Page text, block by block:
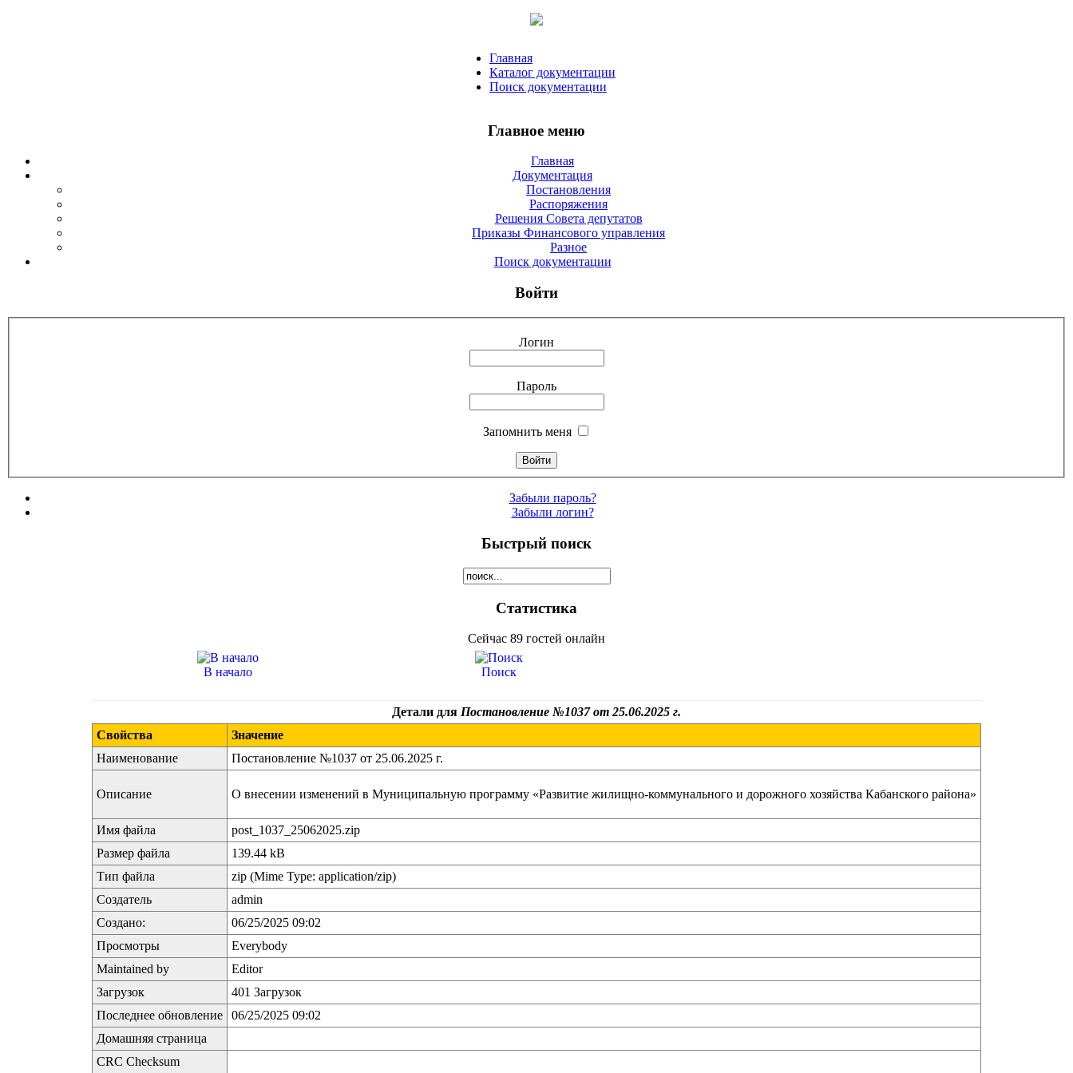
Главная
Каталог документации
Поиск документации
Главное меню
Главная
Документация
Постановления
Распоряжения
Решения Совета депутатов
Приказы Финансового управления
Разное
Поиск документации
Войти
Логин
Пароль
Запомнить меня
Забыли пароль?
Забыли логин?
Быстрый поиск
Статистика
Сейчас 89 гостей онлайн
В начало Поиск
Детали для Постановление №1037 от 25.06.2025 г.
Свойства
Значение
Наименование
Постановление №1037 от 25.06.2025 г.
Описание О внесении изменений в Муниципальную программу «Развитие жилищно-коммунального и дорожного хозяйства Кабанского района»
Имя файла
post_1037_25062025.zip
Размер файла
139.44 kB
Тип файла
zip (Mime Type: application/zip)
Создатель
admin
Создано:
06/25/2025 09:02
Просмотры
Everybody
Maintained by
Editor
Загрузок
401 Загрузок
Последнее обновление
06/25/2025 09:02
Домашняя страница
CRC Checksum